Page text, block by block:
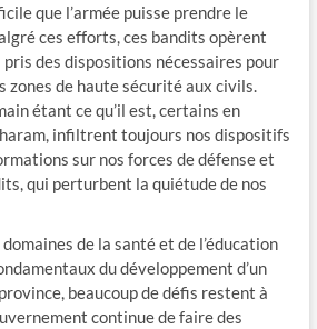
que l’armée puisse prendre le
ces efforts, ces bandits opèrent
des dispositions nécessaires pour
zones de haute sécurité aux civils.
étant ce qu’il est, certains en
infiltrent toujours nos dispositifs
sur nos forces de défense et
qui perturbent la quiétude de nos
de la santé et de l’éducation
du développement d’un
beaucoup de défis restent à
continue de faire des